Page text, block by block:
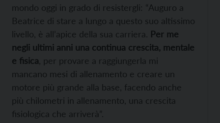
mondo oggi in grado di resistergli: “Auguro a
Beatrice di stare a lungo a questo suo altissimo
livello, è all’apice della sua carriera. Per me
negli ultimi anni una continua crescita, mentale
e fisica , per provare a raggiungerla mi
mancano mesi di allenamento e creare un
motore più grande alla base, facendo anche
più chilometri in allenamento, una crescita
fisiologica che arriverà”.